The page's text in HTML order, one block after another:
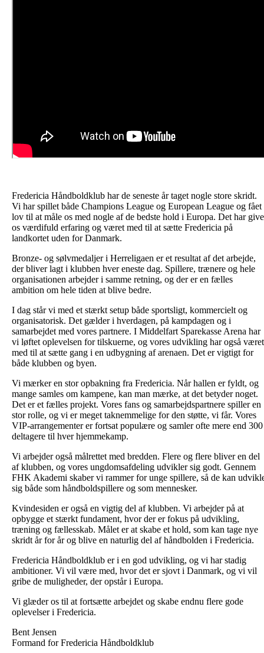
Fredericia Håndboldklub har de seneste år taget nogle store skridt.
Vi har spillet både Champions League og European League og fået
lov til at måle os med nogle af de bedste hold i Europa. Det har
os værdifuld erfaring og været med til at sætte Fredericia på
landkortet uden for Danmark.
Bronze- og sølvmedaljer i Herreligaen er et resultat af det arbejde,
der bliver lagt i klubben hver eneste dag. Spillere, trænere og hele
organisationen arbejder i samme retning, og der er en fælles
ambition om hele tiden at blive bedre.
I dag står vi med et stærkt setup både sportsligt, kommercielt og
organisatorisk. Det gælder i hverdagen, på kampdagen og i
samarbejdet med vores partnere. I Middelfart Sparekasse Arena har
vi løftet oplevelsen for tilskuerne, og vores udvikling har også været
med til at sætte gang i en udbygning af arenaen. Det er vigtigt for
både klubben og byen.
Vi mærker en stor opbakning fra Fredericia. Når hallen er fyldt, og
mange samles om kampene, kan man mærke, at det betyder noget.
Det er et fælles projekt. Vores fans og samarbejdspartnere spiller en
stor rolle, og vi er meget taknemmelige for den støtte, vi får. Vores
VIP-arrangementer er fortsat populære og samler ofte mere end 300
deltagere til hver hjemmekamp.
Vi arbejder også målrettet med bredden. Flere og flere bliver en del
af klubben, og vores ungdomsafdeling udvikler sig godt. Gennem
FHK Akademi skaber vi rammer for unge spillere, så de kan
sig både som håndboldspillere og som mennesker.
Kvindesiden er også en vigtig del af klubben. Vi arbejder på at
opbygge et stærkt fundament, hvor der er fokus på udvikling,
træning og fællesskab. Målet er at skabe et hold, som kan tage nye
skridt år for år og blive en naturlig del af håndbolden i Fredericia.
Fredericia Håndboldklub er i en god udvikling, og vi har stadig
ambitioner. Vi vil være med, hvor det er sjovt i Danmark, og vi vil
gribe de muligheder, der opstår i Europa.
Vi glæder os til at fortsætte arbejdet og skabe endnu flere gode
oplevelser i Fredericia.
Bent Jensen
Formand for Fredericia Håndboldklub